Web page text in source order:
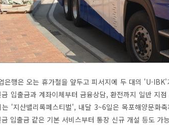
은행은 오는 휴가철을 앞두고 피서지에 두 대의 'U-
금 입출금과 계좌이체부터 금융상담, 환전까지 일반 지
는 '지산밸리록페스티벌', 내달 3~6일은 목포해양문화
금 입출금 같은 기본 서비스부터 통장 신규 개설 등도